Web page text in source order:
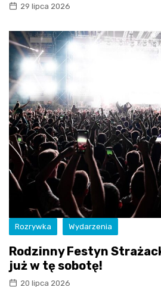
29 lipca 2026
Rozrywka Wydarzenia
Rodzinny Festyn
już w tę sobotę!
20 lipca 2026